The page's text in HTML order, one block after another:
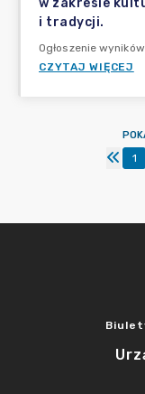
w zakresie
i tradycji.
Ogłoszenie wyników
CZYTAJ WIĘCEJ
1